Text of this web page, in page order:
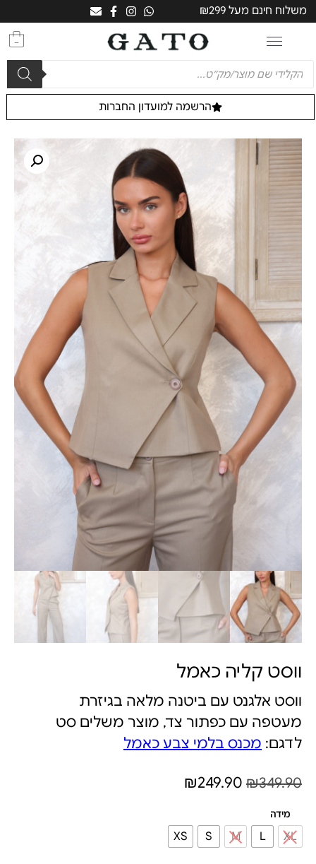
משלוח חינם מעל ₪299
0
הרשמה למועדון החברות
ווסט קליה כאמל
ווסט אלגנט עם ביטנה מלאה בגיזרת
מעטפה עם כפתור צד, מוצר משלים סט
לדגם: מכנס בלמי צבע כאמל
₪349.90
₪249.90
מידה
XL
L
M
S
XS